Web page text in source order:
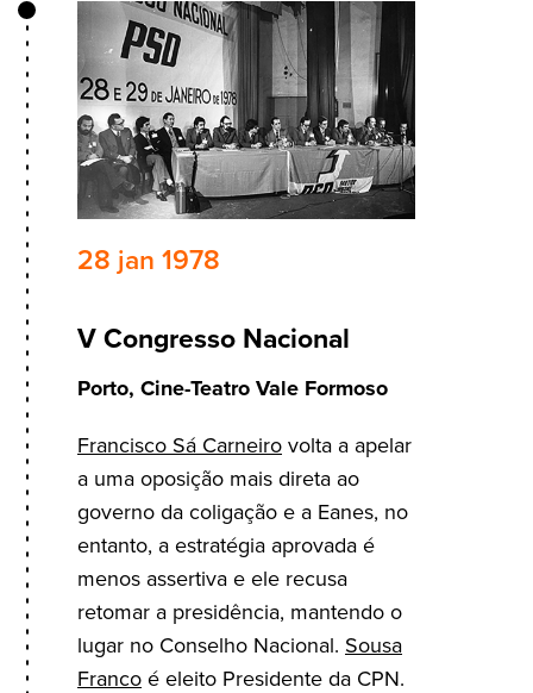
28 jan 1978
V Congresso Nacional
Porto, Cine-Teatro Vale Formoso
Francisco Sá Carneiro volta a apelar
a uma oposição mais direta ao
governo da coligação e a Eanes, no
entanto, a estratégia aprovada é
menos assertiva e ele recusa
retomar a presidência, mantendo o
lugar no Conselho Nacional. Sousa
Franco é eleito Presidente da CPN.